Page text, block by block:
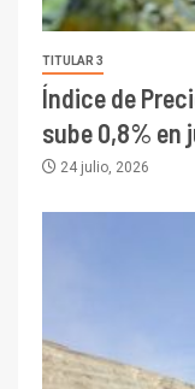
TITULAR 3
Índice de
sube 0,8% en
24 julio, 2026